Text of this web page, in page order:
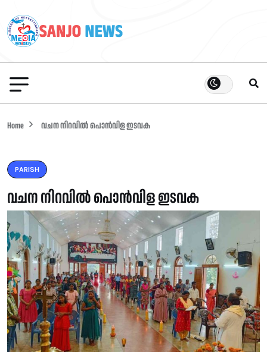
Home വചന നിറവിൽ പൊൻവിള ഇടവക
PARISH
വചന നിറവിൽ പൊൻവിള ഇടവക